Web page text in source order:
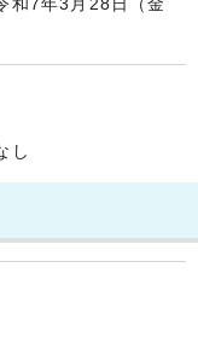
和7年3月28日（金
し